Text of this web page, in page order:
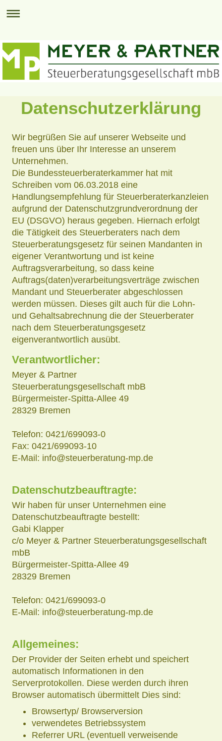
Datenschutzerklärung
Wir begrüßen Sie auf unserer Webseite und
freuen uns über Ihr Interesse an unserem
Unternehmen.
Die Bundessteuerberaterkammer hat mit
Schreiben vom 06.03.2018 eine
Handlungsempfehlung für Steuerberaterkanzleien
aufgrund der Datenschutzgrundverordnung der
EU (DSGVO) heraus gegeben. Hiernach erfolgt
die Tätigkeit des Steuerberaters nach dem
Steuerberatungsgesetz für seinen Mandanten in
eigener Verantwortung und ist keine
Auftragsverarbeitung, so dass keine
Auftrags(daten)verarbeitungsverträge zwischen
Mandant und Steuerberater abgeschlossen
werden müssen. Dieses gilt auch für die Lohn-
und Gehaltsabrechnung die der Steuerberater
nach dem Steuerberatungsgesetz
eigenverantwortlich ausübt.
Verantwortlicher:
Meyer & Partner
Steuerberatungsgesellschaft mbB
Bürgermeister-Spitta-Allee 49
28329 Bremen
Telefon: 0421/699093-0
Fax: 0421/699093-10
E-Mail: info@steuerberatung-mp.de
Datenschutzbeauftragte:
Wir haben für unser Unternehmen eine
Datenschutzbeauftragte bestellt:
Gabi Klapper
c/o Meyer & Partner Steuerberatungsgesellschaft
mbB
Bürgermeister-Spitta-Allee 49
28329 Bremen
Telefon: 0421/699093-0
E-Mail: info@steuerberatung-mp.de
Allgemeines:
Der Provider der Seiten erhebt und speichert
automatisch Informationen in den
Serverprotokollen. Diese werden durch ihren
Browser automatisch übermittelt Dies sind:
Browsertyp/ Browserversion
verwendetes Betriebssystem
Referrer URL (eventuell verweisende